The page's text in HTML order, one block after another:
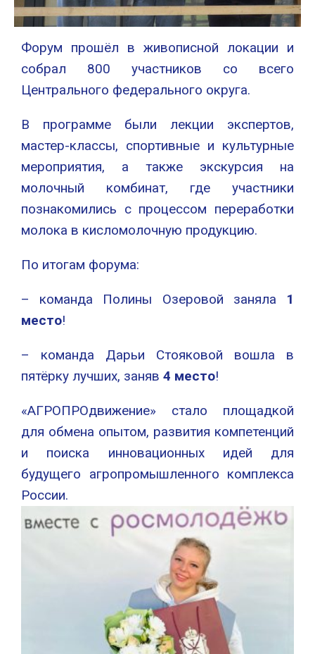
Форум прошёл в живописной локации и
собрал 800 участников со всего
Центрального федерального округа.
В программе были лекции экспертов,
мастер-классы, спортивные и культурные
мероприятия, а также экскурсия на
молочный комбинат, где участники
познакомились с процессом переработки
молока в кисломолочную продукцию.
По итогам форума:
– команда Полины Озеровой заняла 1
место!
– команда Дарьи Стояковой вошла в
пятёрку лучших, заняв 4 место!
«АГРОПРОдвижение» стало площадкой
для обмена опытом, развития компетенций
и поиска инновационных идей для
будущего агропромышленного комплекса
России.